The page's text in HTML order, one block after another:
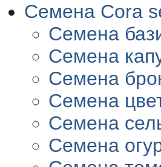
Семена Cora
Семена
Семена
Семена
Семена
Семена
Семена